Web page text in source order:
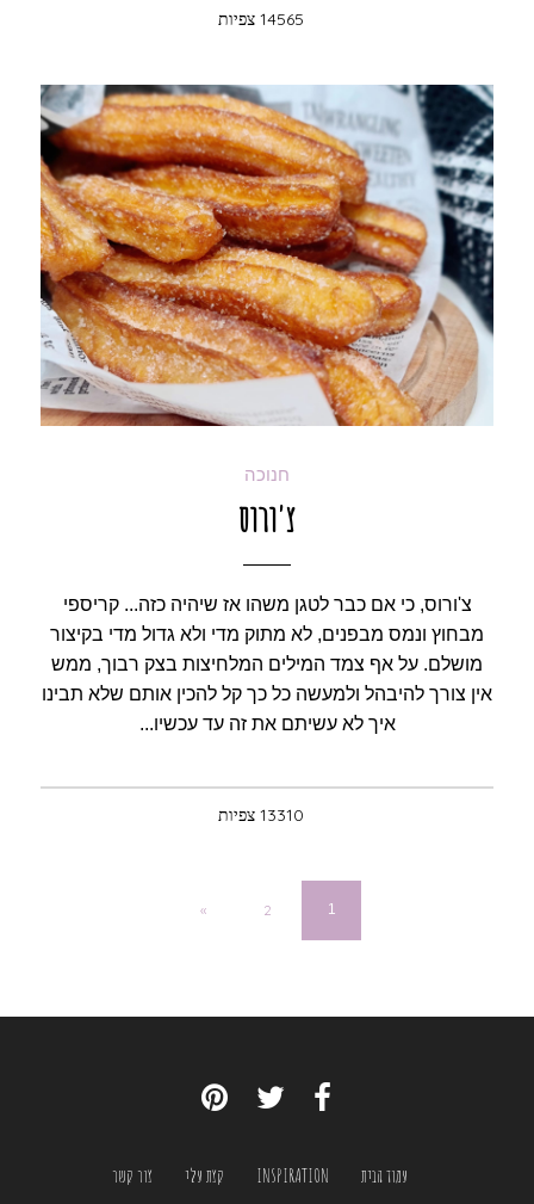
14565 צפיות
חנוכה
צ'ורוס
צ'ורוס, כי אם כבר לטגן משהו אז שיהיה כזה... קריספי
מבחוץ ונמס מבפנים, לא מתוק מדי ולא גדול מדי בקיצור
מושלם. על אף צמד המילים המלחיצות בצק רבוך, ממש
אין צורך להיבהל ולמעשה כל כך קל להכין אותם שלא תבינו
איך לא עשיתם את זה עד עכשיו...
13310 צפיות
1
2
«
עמוד הבית INSPIRATION קצת עלי צור קשר